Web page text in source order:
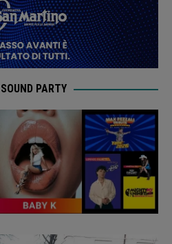
PARTY